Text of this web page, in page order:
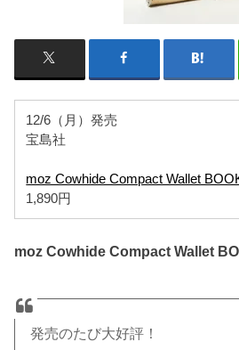
12/6（月）発売
宝島社
moz Cowhide Compact Wallet
1,890円
moz Cowhide Compact Wallet
発売のたび大好評！